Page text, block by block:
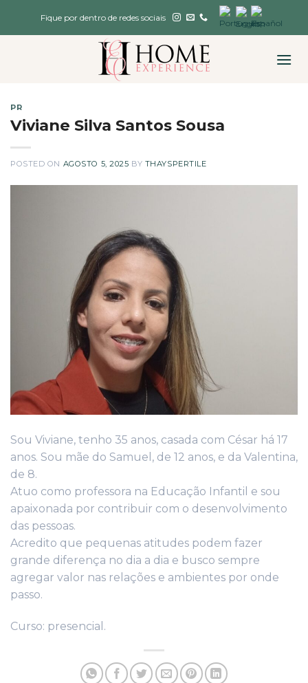
Fique por dentro de redes sociais
PR
Viviane Silva Santos Sousa
POSTED ON AGOSTO 5, 2025 BY THAYSPERTILE
Sou Viviane, tenho 35 anos, casada com César há 17
anos. Sou mãe do Samuel, de 12 anos, e da Valentina,
de 8.
Atuo como professora na Educação Infantil e sou
apaixonada por contribuir com o desenvolvimento
das pessoas.
Acredito que pequenas atitudes podem fazer
grande diferença no dia a dia e busco sempre
agregar valor nas relações e ambientes por onde
passo.
Curso: presencial.